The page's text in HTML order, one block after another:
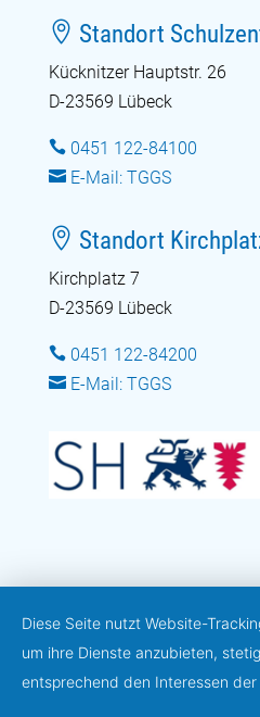
 Standort
Kücknitzer Hauptstr. 26
D-23569 Lübeck
 0451 122-84100
 E-Mail: TGGS
 Standort
Kirchplatz 7
D-23569 Lübeck
 0451 122-84200
 E-Mail: TGGS
Diese Seite nutzt Website-
um ihre Dienste anzubieten,
entsprechend den Interessen der